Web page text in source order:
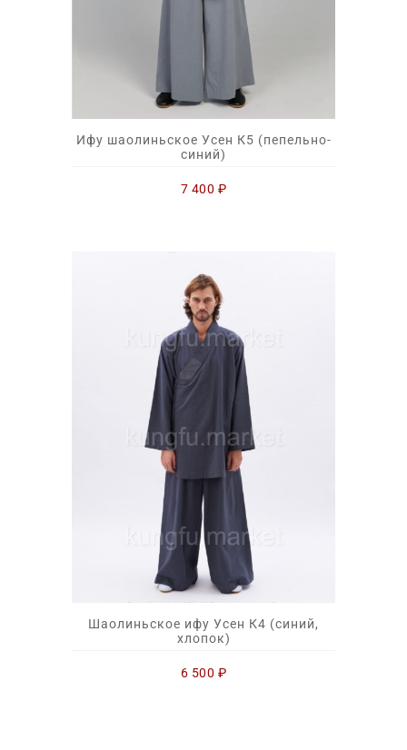
Ифу шаолиньское Усен К5 (пепельно-
синий)
7 400 ₽
Шаолиньское ифу Усен К4 (синий,
хлопок)
6 500 ₽